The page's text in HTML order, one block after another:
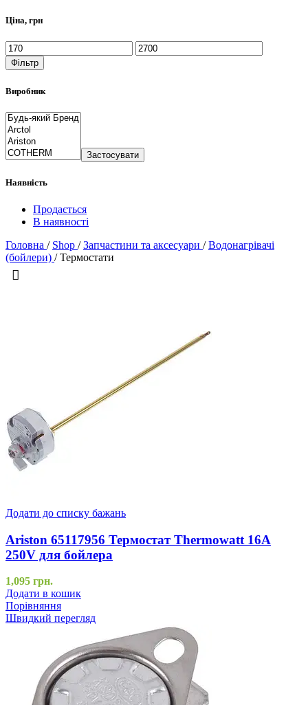
Ціна, грн
Фільтр
Виробник
Застосувати
Наявність
Продається
В наявності
Головна / Shop / Запчастини та аксесуари / Водонагрівачі
(бойлери) / Термостати
Додати до списку бажань
Ariston 65117956 Термостат Thermowatt 16A
250V для бойлера
1,095 грн.
Додати в кошик
Порівняння
Швидкий перегляд